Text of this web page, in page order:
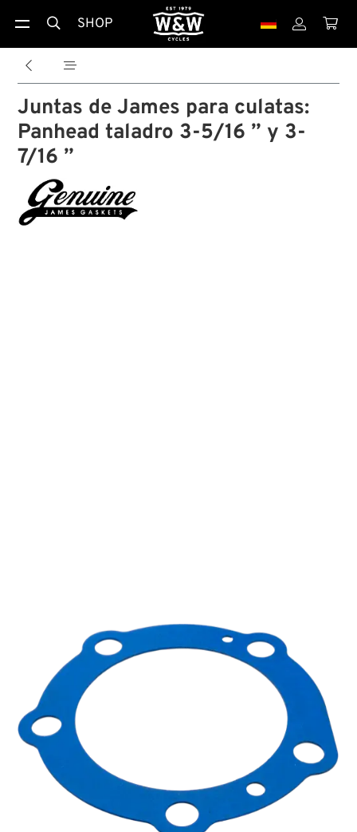
 SHOP  
 
Juntas de James para culatas:
Panhead taladro 3-5/16 ” y 3-
7/16 ”